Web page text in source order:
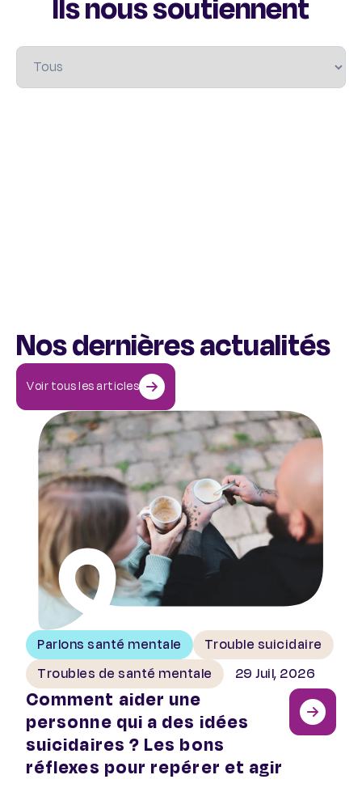
Ils nous soutiennent
Nos dernières actualités
Voir tous les articles
Parlons santé mentale
Trouble suicidaire
Troubles de santé mentale
29 Juil, 2026
Comment aider une
personne qui a des idées
suicidaires ? Les bons
réflexes pour repérer et agir
Comment aider une personne qui a des idées